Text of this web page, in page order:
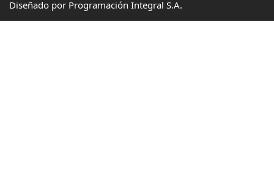
Diseñado por Programación Integral S.A.